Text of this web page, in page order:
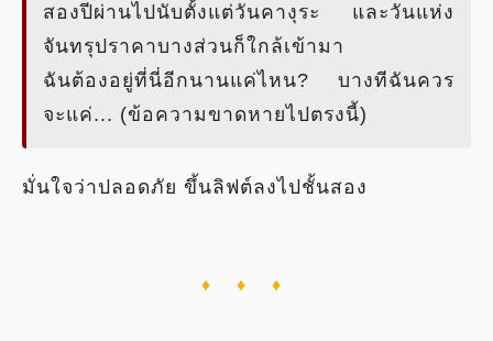
สองปีผ่านไปนับตั้งแต่วันคางุระ และวันแห่ง
จันทรุปราคาบางส่วนก็ใกล้เข้ามา
ฉันต้องอยู่ที่นี่อีกนานแค่ไหน? บางทีฉันควร
จะแค่... (ข้อความขาดหายไปตรงนี้)
มั่นใจว่าปลอดภัย ขึ้นลิฟต์ลงไปชั้นสอง
♦ ♦ ♦